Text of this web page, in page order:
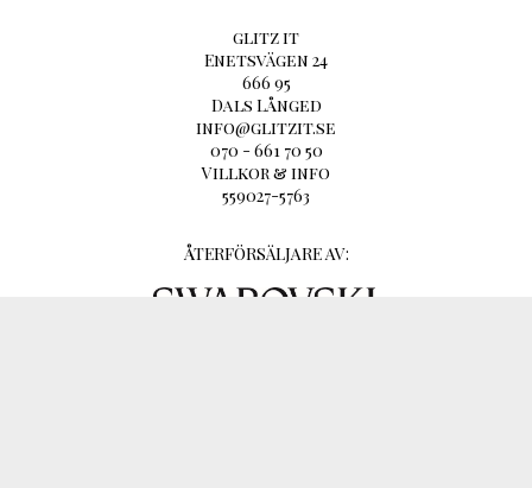
glitz it
Enetsvägen 24
666 95
Dals Långed
info@glitzit.se
070 - 661 70 50
Villkor & info
559027-5763
ÅTERFÖRSÄLJARE AV: